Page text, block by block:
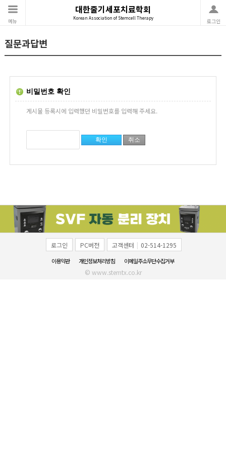
메뉴
대한줄기세포치료학회
Korean Association of Stemcell Therapy 로그인
질문과답변
비밀번호 확인
게시물 등록시에 입력했던 비밀번호를 입력해 주세요.
로그인 PC버전 고객센터 | 02-514-1295
이용약관 개인정보처리방침 이메일주소무단수집거부
© www.stemtx.co.kr